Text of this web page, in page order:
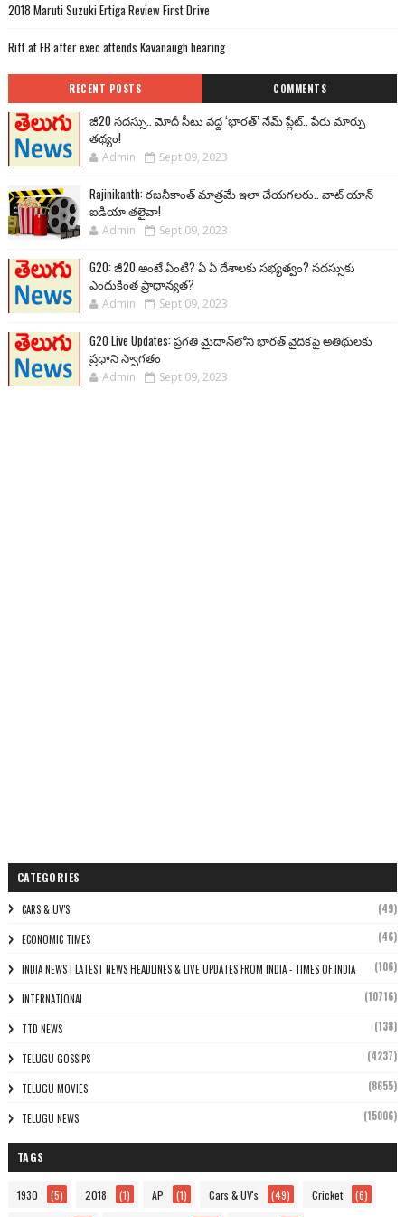
2018 Maruti Suzuki Ertiga Review First Drive
Rift at FB after exec attends Kavanaugh hearing
RECENT POSTS COMMENTS
జీ20 సదస్సు.. మోదీ సీటు వద్ద ‘భారత్’ నేమ్ ప్లేట్‌.. పేరు మార్పు
తథ్యం!
Admin Sept 09, 2023
Rajinikanth: రజనీకాంత్ మాత్రమే ఇలా చేయగలరు.. వాట్ యాన్
ఐడియా తలైవా!
Admin Sept 09, 2023
G20: జీ20 అంటే ఏంటి? ఏ ఏ దేశాలకు సభ్యత్వం? సదస్సుకు
ఎందుకింత ప్రాధాన్యత?
Admin Sept 09, 2023
G20 Live Updates: ప్రగతి మైదాన్‌లోని భారత్ వైదికపై అతిథులకు
ప్రధాని స్వాగతం
Admin Sept 09, 2023
CATEGORIES
CARS & UV'S (49)
ECONOMIC TIMES (46)
INDIA NEWS | LATEST NEWS HEADLINES & LIVE UPDATES FROM INDIA - TIMES OF INDIA (106)
INTERNATIONAL (10716)
TTD NEWS (138)
TELUGU GOSSIPS (4237)
TELUGU MOVIES (8655)
TELUGU NEWS (15006)
TAGS
1930 (5) 2018 (1) AP (1) Cars & UV's (49) Cricket (6)